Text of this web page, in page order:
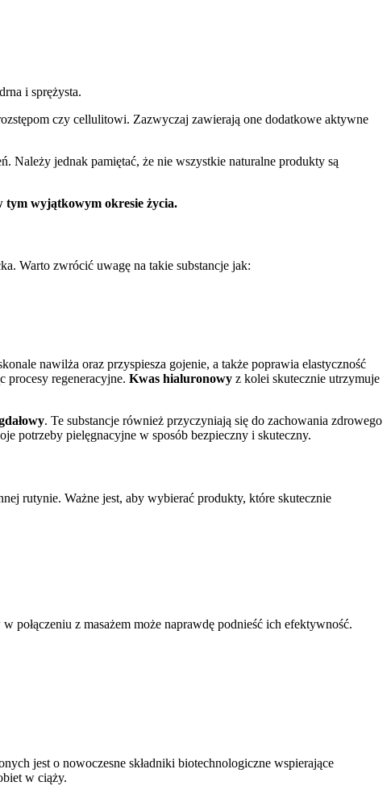
i sprężysta.
czy cellulitowi. Zazwyczaj zawierają one dodatkowe aktywne
Należy jednak pamiętać, że nie wszystkie naturalne produkty są
tym wyjątkowym okresie życia.
Warto zwrócić uwagę na takie substancje jak:
nawilża oraz przyspiesza gojenie, a także poprawia elastyczność
procesy regeneracyjne. Kwas hialuronowy z kolei skutecznie utrzymuje
. Te substancje również przyczyniają się do zachowania zdrowego
potrzeby pielęgnacyjne w sposób bezpieczny i skuteczny.
rutynie. Ważne jest, aby wybierać produkty, które skutecznie
połączeniu z masażem może naprawdę podnieść ich efektywność.
jest o nowoczesne składniki biotechnologiczne wspierające
w ciąży.